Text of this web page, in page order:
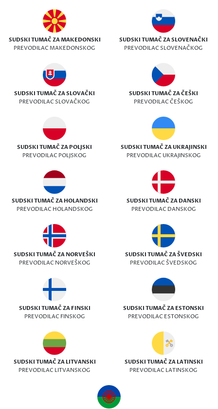
SUDSKI TUMAČ ZA MAKEDONSKI
PREVODILAC MAKEDONSKOG
SUDSKI TUMAČ ZA SLOVENAČKI
PREVODILAC SLOVENAČKOG
SUDSKI TUMAČ ZA SLOVAČKI
PREVODILAC SLOVAČKOG
SUDSKI TUMAČ ZA ČEŠKI
PREVODILAC ČEŠKOG
SUDSKI TUMAČ ZA POLJSKI
PREVODILAC POLJSKOG
SUDSKI TUMAČ ZA UKRAJINSKI
PREVODILAC UKRAJINSKOG
SUDSKI TUMAČ ZA HOLANDSKI
PREVODILAC HOLANDSKOG
SUDSKI TUMAČ ZA DANSKI
PREVODILAC DANSKOG
SUDSKI TUMAČ ZA NORVEŠKI
PREVODILAC NORVEŠKOG
SUDSKI TUMAČ ZA ŠVEDSKI
PREVODILAC ŠVEDSKOG
SUDSKI TUMAČ ZA FINSKI
PREVODILAC FINSKOG
SUDSKI TUMAČ ZA ESTONSKI
PREVODILAC ESTONSKOG
SUDSKI TUMAČ ZA LITVANSKI
PREVODILAC LITVANSKOG
SUDSKI TUMAČ ZA LATINSKI
PREVODILAC LATINSKOG